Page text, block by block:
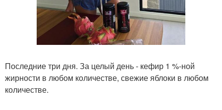
Последние три дня. За целый день - кефир 1 %-ной
жирности в любом количестве, свежие яблоки в любом
количестве.